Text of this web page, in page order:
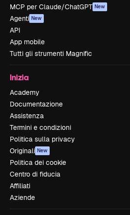
MCP per Claude/ChatGPT New
Agenti New
API
App mobile
Tutti gli strumenti Magnific
Inizia
Academy
Documentazione
Assistenza
Termini e condizioni
Politica sulla privacy
Originali New
Politica dei cookie
Centro di fiducia
Affiliati
Aziende